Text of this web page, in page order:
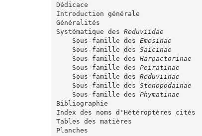
Dédicace
Introduction générale
Généralités
Systématique des Reduviidae
    Sous-famille des
Emesinae
    Sous-famille des
Saicinae
    Sous-famille des
Harpactorinae
    Sous-famille des
Peiratinae
    Sous-famille des
Reduviinae
    Sous-famille des
Stenopodainae
    Sous-famille des
Phymatinae
Bibliographie
Index des noms d'Hétéroptères cités
Tables des matières